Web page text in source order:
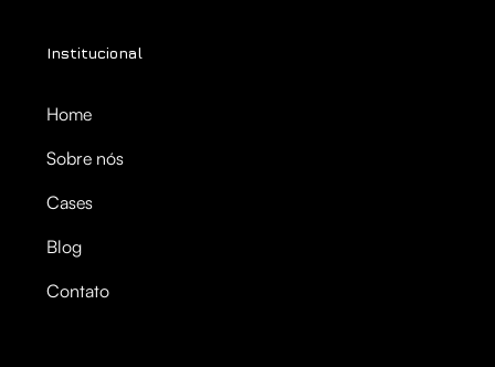
Institucional
Home
Sobre nós
Cases
Blog
Contato